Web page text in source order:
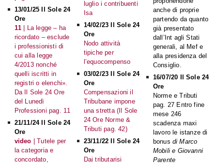
13/01/25 Il Sole 24
Ore
11 | La legge – ha
ricordato – esclude
i professionisti di
cui alla legge
4/2013 nonché
quelli iscritti in
registri o elenchi».
Da Il Sole 24 Ore
del Lunedì
Professioni pag. 11
21/11/24 Il Sole 24
Ore
video | Tutele per
la categoria e
concordato,
luglio i contribuenti
Isa
14/02/23 Il Sole 24
Ore
Nodo attività
tipiche per
l’equocompenso
03/02/23 Il Sole 24
Ore
Compensazioni il
Tribubane impone
una stretta (Il Sole
24 Ore Norme &
Tributi pag. 42)
23/11/22 Il Sole 24
Ore
Dai tributarisi
anche di proprie
partendo da quanto
già presentato
dall’Int agli Stati
generali, al Mef e
alla presidenza del
Consiglio.
16/07/20 Il Sole 24
Ore
Norme e Tributi
pag. 27 Entro fine
mese 246
scadenza maxi
lavoro le istanze di
bonus di Marco
Mobili e Giovanni
Parente